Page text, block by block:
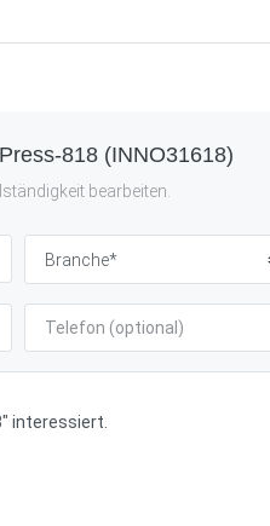
818 (INNO31618)
bearbeiten.